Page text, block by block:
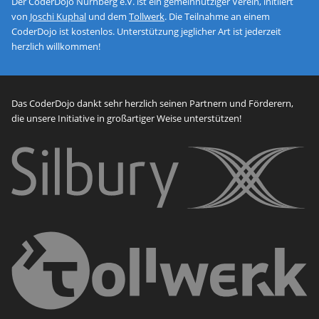
von Joschi Kuphal und dem Tollwerk. Die Teilnahme an einem
CoderDojo ist kostenlos. Unterstützung jeglicher Art ist jederzeit
herzlich willkommen!
Das CoderDojo dankt sehr herzlich seinen Partnern und Förderern,
die unsere Initiative in großartiger Weise unterstützen!